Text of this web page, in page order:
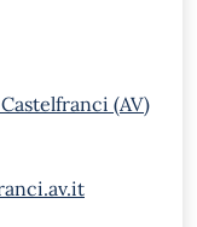
(AV)